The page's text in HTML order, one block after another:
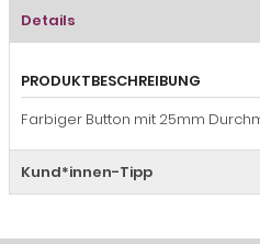
Details
PRODUKTBESCHREIBUNG
Farbiger Button mit 25mm
Kund*innen-Tipp